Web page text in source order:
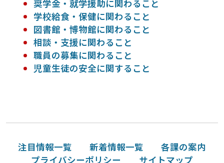
奨学金・就学援助に関わること
学校給食・保健に関わること
図書館・博物館に関わること
相談・支援に関わること
職員の募集に関わること
児童生徒の安全に関すること
注目情報一覧 新着情報一覧
各課の案内
プライバシーポリシー
サイトマップ